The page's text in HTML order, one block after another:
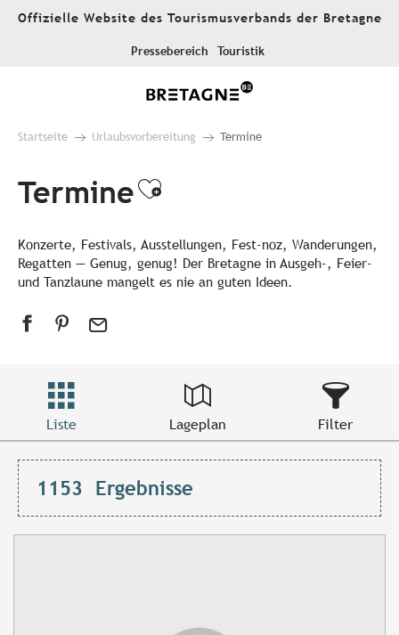
AllerOffizielle Website des Tourismusverbands der Bretagne
Pressebereich Touristik
Startseite Urlaubsvorbereitung Termine
TermineAjouter aux
Konzerte, Festivals, Ausstellungen, Fest-noz, Wanderungen,
Regatten — Genug, genug! Der Bretagne in Ausgeh-, Feier-
und Tanzlaune mangelt es nie an guten Ideen.
Liste Lageplan Filter
1153 Ergebnisse